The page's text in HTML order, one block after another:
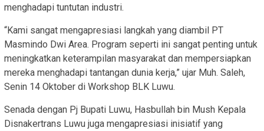
menghadapi tuntutan industri.
“Kami sangat mengapresiasi langkah yang diambil PT
Masmindo Dwi Area. Program seperti ini sangat penting untuk
meningkatkan keterampilan masyarakat dan mempersiapkan
mereka menghadapi tantangan dunia kerja,” ujar Muh. Saleh,
Senin 14 Oktober di Workshop BLK Luwu.
Senada dengan Pj Bupati Luwu, Hasbullah bin Mush Kepala
Disnakertrans Luwu juga mengapresiasi inisiatif yang